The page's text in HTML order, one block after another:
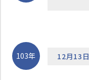
103年 12月13日